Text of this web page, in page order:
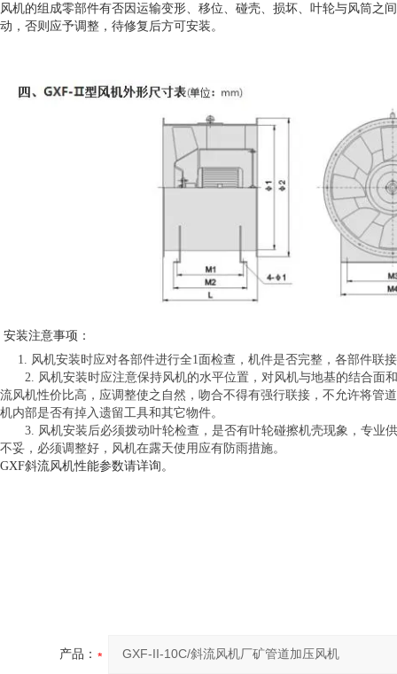
风机的组成零部件有否因运输变形、移位、碰壳、损坏、叶轮与风筒之
动，否则应予调整，待修复后方可安装。
安装注意事项：
1. 风机安装时应对各部件进行全1面检查，机件是否完整，各部件联
2. 风机安装时应注意保持风机的水平位置，对风机与地基的结合面
流风机性价比高，应调整使之自然，吻合不得有强行联接，不允许将管
机内部是否有掉入遗留工具和其它物件。
3. 风机安装后必须拨动叶轮检查，是否有叶轮碰擦机壳现象，专业
不妥，必须调整好，风机在露天使用应有防雨措施。
GXF斜流风机性能参数请详询。
产品：